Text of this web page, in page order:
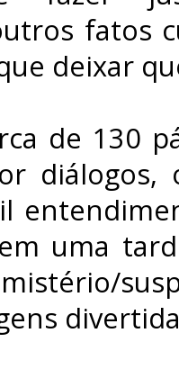
fatos
deixar
de 130
diálogos,
uma